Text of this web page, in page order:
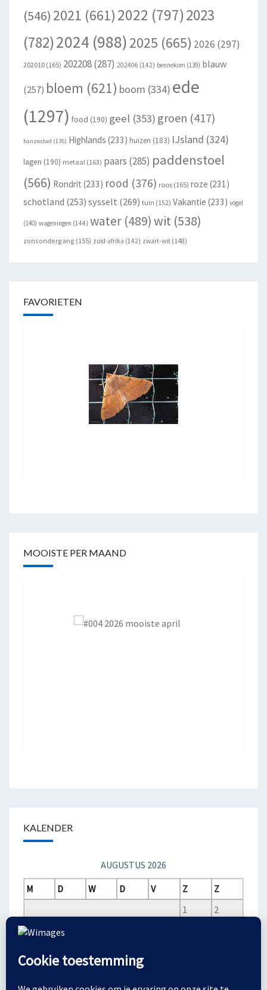
(546) 2021 (661) 2022 (797)2023
(782)2024 (988) 2025 (665) 2026 (297)
202010 (165) 202208(287) 202406 (142) bennekom (139) blauw
(257) bloem (621) boom (334) ede
(1297) food (190) geel (353) groen (417)
hanzestad (135) Highlands (233) huizen (183) IJsland (324)
lagen (190) metaal (163) paars (285) paddenstoel
(566) Rondrit (233) rood (376) roos (165) roze (231)
schotland (253) sysselt (269) tuin (152) Vakantie (233) vogel
(140) wageningen (144) water (489)wit (538)
zonsondergang (155) zuid-afrika (142) zwart-wit (148)
FAVORIETEN
MOOISTE PER MAAND
KALENDER
AUGUSTUS 2026
M
D W D V Z
Z
1
2
3
4